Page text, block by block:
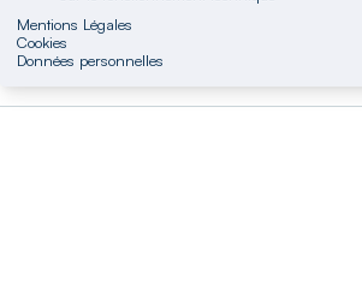
Mentions Légales
Cookies
Données personnelles